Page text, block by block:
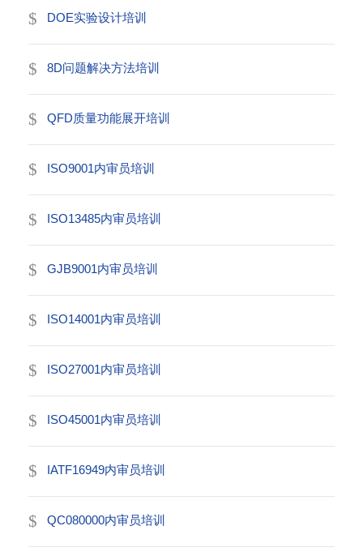
DOE实验设计培训
8D问题解决方法培训
QFD质量功能展开培训
ISO9001内审员培训
ISO13485内审员培训
GJB9001内审员培训
ISO14001内审员培训
ISO27001内审员培训
ISO45001内审员培训
IATF16949内审员培训
QC080000内审员培训